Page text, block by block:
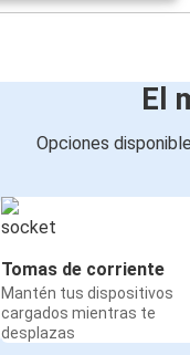
El
Opciones
Tomas de corriente
Mantén tus dispositivos
cargados mientras te
desplazas